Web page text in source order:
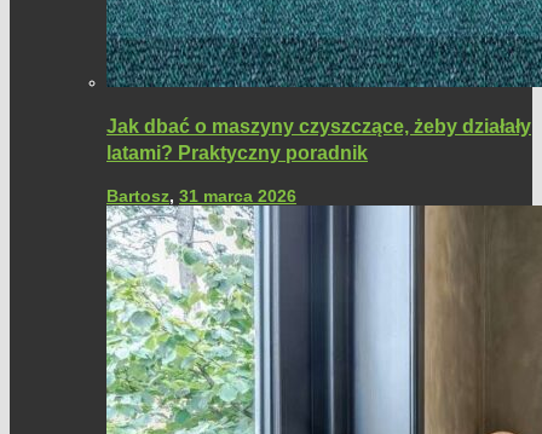
Jak dbać o maszyny czyszczące, żeby działały
latami? Praktyczny poradnik
Bartosz, 31 marca 2026